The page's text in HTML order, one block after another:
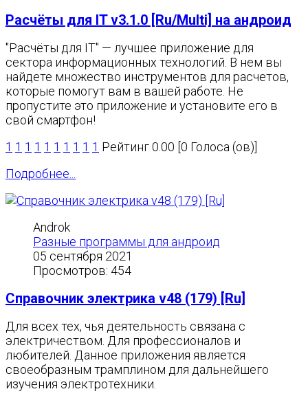
Расчёты для IT v3.1.0 [Ru/Multi] на андроид
"Расчёты для IT" — лучшее приложение для
сектора информационных технологий. В нем вы
найдете множество инструментов для расчетов,
которые помогут вам в вашей работе. Не
пропустите это приложение и установите его в
свой смартфон!
1 1 1 1 1 1 1 1 1 1 Рейтинг 0.00 [0 Голоса (ов)]
Подробнее...
Androk
Разные программы для андроид
05 сентября 2021
Просмотров: 454
Справочник электрика v48 (179) [Ru]
Для всех тех, чья деятельность связана с
электричеством. Для профессионалов и
любителей. Данное приложения является
своеобразным трамплином для дальнейшего
изучения электротехники.